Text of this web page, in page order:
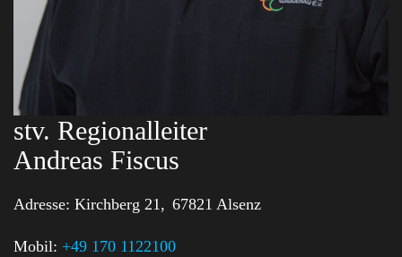
stv. Regionalleiter
Andreas Fiscus
Adresse: Kirchberg 21, 67821 Alsenz
Mobil: +49 170 1122100